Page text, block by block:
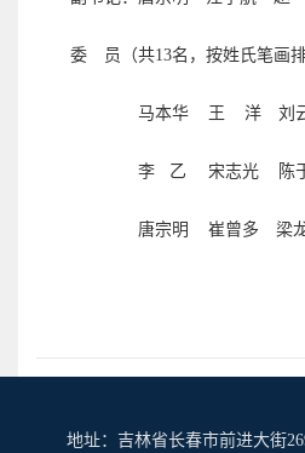
委 员（共13名，按姓氏笔画排
马本华 王 洋 刘
李 乙 宋志光 陈
唐宗明 崔曾多 梁
地址：吉林省长春市前进大街